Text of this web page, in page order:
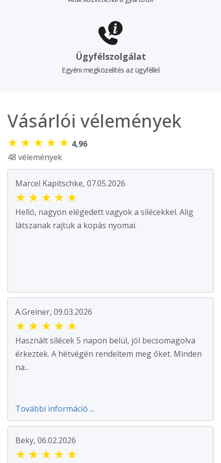
Ügyfélszolgálat
Egyéni megközelítés az ügyféllel
Vásárlói vélemények
★ ★ ★ ★ ★ 4,96
48 vélemények
Marcel Kapitschke, 07.05.2026
★ ★ ★ ★ ★
Helló, nagyon elégedett vagyok a sílécekkel. Alig
látszanak rajtuk a kopás nyomai.
A.Greiner, 09.03.2026
★ ★ ★ ★ ★
Használt sílécek 5 napon belül, jól becsomagolva
érkeztek. A hétvégén rendeltem meg őket. Minden
na...
További információ ...
Beky, 06.02.2026
★ ★ ★ ★ ★